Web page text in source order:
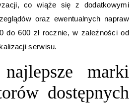
co wiąże się z dodatkowymi
oraz ewentualnych napraw
do 600 zł rocznie, w zależności od
serwisu.
marki
dostępnych